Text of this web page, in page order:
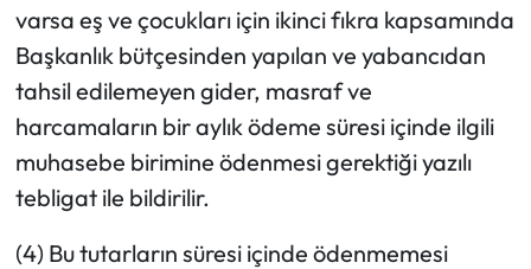
varsa eş ve çocukları için ikinci fıkra kapsamında
Başkanlık bütçesinden yapılan ve yabancıdan
tahsil edilemeyen gider, masraf ve
harcamaların bir aylık ödeme süresi içinde ilgili
muhasebe birimine ödenmesi gerektiği yazılı
tebligat ile bildirilir.
(4) Bu tutarların süresi içinde ödenmemesi